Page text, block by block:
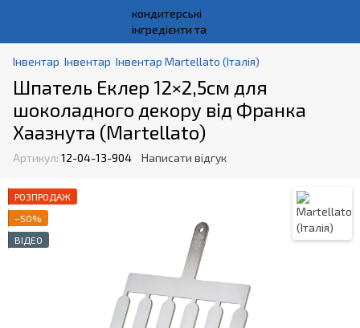
Інвентар Інвентар Інвентар Martellato (Італія)
Шпатель Еклер 12×2,5см для
шоколадного декору від Франка
Хаазнута (Martellato)
Артикул: 12-04-13-904 Написати відгук
РОЗПРОДАЖ
−50%
ВІДЕО